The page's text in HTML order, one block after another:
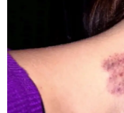
राजस्थान यूनिवर्सिटी में कंगना रनौत
पुतला